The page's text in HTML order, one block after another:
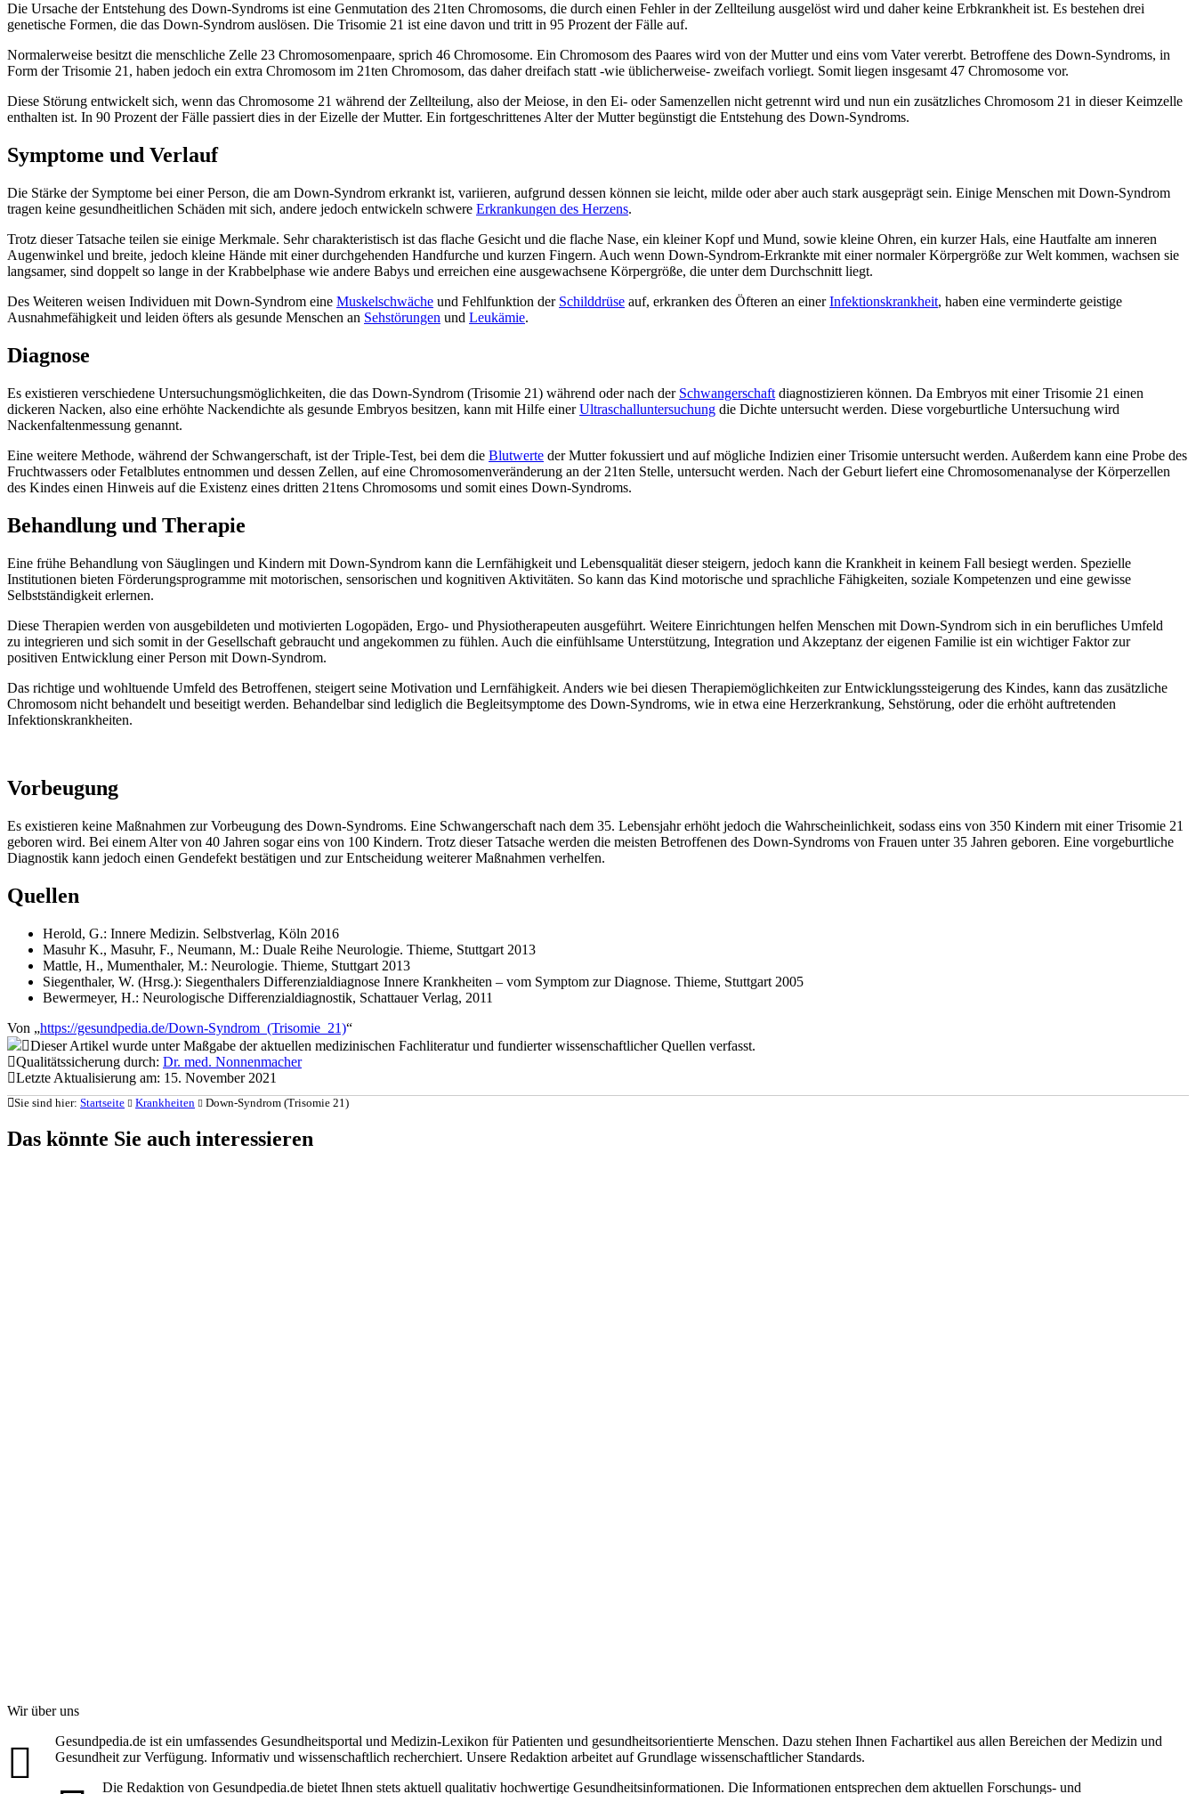
Die Ursache der Entstehung des Down-Syndroms ist eine Genmutation des 21ten Chromosoms, die durch einen Fehler in der Zellteilung ausgelöst wird und daher keine Erbkrankheit ist. Es bestehen drei
genetische Formen, die das Down-Syndrom auslösen. Die Trisomie 21 ist eine davon und tritt in 95 Prozent der Fälle auf.
Normalerweise besitzt die menschliche Zelle 23 Chromosomenpaare, sprich 46 Chromosome. Ein Chromosom des Paares wird von der Mutter und eins vom Vater vererbt. Betroffene des Down-Syndroms, in
Form der Trisomie 21, haben jedoch ein extra Chromosom im 21ten Chromosom, das daher dreifach statt -wie üblicherweise- zweifach vorliegt. Somit liegen insgesamt 47 Chromosome vor.
Diese Störung entwickelt sich, wenn das Chromosome 21 während der Zellteilung, also der Meiose, in den Ei- oder Samenzellen nicht getrennt wird und nun ein zusätzliches Chromosom 21 in dieser Keimzelle
enthalten ist. In 90 Prozent der Fälle passiert dies in der Eizelle der Mutter. Ein fortgeschrittenes Alter der Mutter begünstigt die Entstehung des Down-Syndroms.
Symptome und Verlauf
Die Stärke der Symptome bei einer Person, die am Down-Syndrom erkrankt ist, variieren, aufgrund dessen können sie leicht, milde oder aber auch stark ausgeprägt sein. Einige Menschen mit Down-Syndrom
tragen keine gesundheitlichen Schäden mit sich, andere jedoch entwickeln schwere Erkrankungen des Herzens.
Trotz dieser Tatsache teilen sie einige Merkmale. Sehr charakteristisch ist das flache Gesicht und die flache Nase, ein kleiner Kopf und Mund, sowie kleine Ohren, ein kurzer Hals, eine Hautfalte am inneren
Augenwinkel und breite, jedoch kleine Hände mit einer durchgehenden Handfurche und kurzen Fingern. Auch wenn Down-Syndrom-Erkrankte mit einer normaler Körpergröße zur Welt kommen, wachsen sie
langsamer, sind doppelt so lange in der Krabbelphase wie andere Babys und erreichen eine ausgewachsene Körpergröße, die unter dem Durchschnitt liegt.
Des Weiteren weisen Individuen mit Down-Syndrom eine Muskelschwäche und Fehlfunktion der Schilddrüse auf, erkranken des Öfteren an einerInfektionskrankheit, haben eine verminderte geistige
Ausnahmefähigkeit und leiden öfters als gesunde Menschen an Sehstörungen und Leukämie.
Diagnose
Es existieren verschiedene Untersuchungsmöglichkeiten, die das Down-Syndrom (Trisomie 21) während oder nach der Schwangerschaft diagnostizieren können. Da Embryos mit einer Trisomie 21 einen
dickeren Nacken, also eine erhöhte Nackendichte als gesunde Embryos besitzen, kann mit Hilfe einerUltraschalluntersuchung die Dichte untersucht werden. Diese vorgeburtliche Untersuchung wird
Nackenfaltenmessung genannt.
Eine weitere Methode, während der Schwangerschaft, ist der Triple-Test, bei dem die Blutwerte der Mutter fokussiert und auf mögliche Indizien einer Trisomie untersucht werden. Außerdem kann eine Probe des
Fruchtwassers oder Fetalblutes entnommen und dessen Zellen, auf eine Chromosomenveränderung an der 21ten Stelle, untersucht werden. Nach der Geburt liefert eine Chromosomenanalyse der Körperzellen
des Kindes einen Hinweis auf die Existenz eines dritten 21tens Chromosoms und somit eines Down-Syndroms.
Behandlung und Therapie
Eine frühe Behandlung von Säuglingen und Kindern mit Down-Syndrom kann die Lernfähigkeit und Lebensqualität dieser steigern, jedoch kann die Krankheit in keinem Fall besiegt werden. Spezielle
Institutionen bieten Förderungsprogramme mit motorischen, sensorischen und kognitiven Aktivitäten. So kann das Kind motorische und sprachliche Fähigkeiten, soziale Kompetenzen und eine gewisse
Selbstständigkeit erlernen.
Diese Therapien werden von ausgebildeten und motivierten Logopäden, Ergo- und Physiotherapeuten ausgeführt. Weitere Einrichtungen helfen Menschen mit Down-Syndrom sich in ein berufliches Umfeld
zu integrieren und sich somit in der Gesellschaft gebraucht und angekommen zu fühlen. Auch die einfühlsame Unterstützung, Integration und Akzeptanz der eigenen Familie ist ein wichtiger Faktor zur
positiven Entwicklung einer Person mit Down-Syndrom.
Das richtige und wohltuende Umfeld des Betroffenen, steigert seine Motivation und Lernfähigkeit. Anders wie bei diesen Therapiemöglichkeiten zur Entwicklungssteigerung des Kindes, kann das zusätzliche
Chromosom nicht behandelt und beseitigt werden. Behandelbar sind lediglich die Begleitsymptome des Down-Syndroms, wie in etwa eine Herzerkrankung, Sehstörung, oder die erhöht auftretenden
Infektionskrankheiten.
Vorbeugung
Es existieren keine Maßnahmen zur Vorbeugung des Down-Syndroms. Eine Schwangerschaft nach dem 35. Lebensjahr erhöht jedoch die Wahrscheinlichkeit, sodass eins von 350 Kindern mit einer Trisomie 21
geboren wird. Bei einem Alter von 40 Jahren sogar eins von 100 Kindern. Trotz dieser Tatsache werden die meisten Betroffenen des Down-Syndroms von Frauen unter 35 Jahren geboren. Eine vorgeburtliche
Diagnostik kann jedoch einen Gendefekt bestätigen und zur Entscheidung weiterer Maßnahmen verhelfen.
Quellen
Herold, G.: Innere Medizin. Selbstverlag, Köln 2016
Masuhr K., Masuhr, F., Neumann, M.: Duale Reihe Neurologie. Thieme, Stuttgart 2013
Mattle, H., Mumenthaler, M.: Neurologie. Thieme, Stuttgart 2013
Siegenthaler, W. (Hrsg.): Siegenthalers Differenzialdiagnose Innere Krankheiten – vom Symptom zur Diagnose. Thieme, Stuttgart 2005
Bewermeyer, H.: Neurologische Differenzialdiagnostik, Schattauer Verlag, 2011
Von „https://gesundpedia.de/Down-Syndrom_(Trisomie_21)“
Dieser Artikel wurde unter Maßgabe der aktuellen medizinischen Fachliteratur und fundierter wissenschaftlicher Quellen verfasst.
Qualitätssicherung durch: Dr. med. Nonnenmacher
Letzte Aktualisierung am: 15. November 2021
Sie sind hier: Startseite Krankheiten Down-Syndrom (Trisomie 21)
Das könnte Sie auch interessieren
Wir über uns
Gesundpedia.de ist ein umfassendes Gesundheitsportal und Medizin-Lexikon für Patienten und gesundheitsorientierte Menschen. Dazu stehen Ihnen Fachartikel aus allen Bereichen der Medizin und
Gesundheit zur Verfügung. Informativ und wissenschaftlich recherchiert. Unsere Redaktion arbeitet auf Grundlage wissenschaftlicher Standards.
Die Redaktion von Gesundpedia.de bietet Ihnen stets aktuell qualitativ hochwertige Gesundheitsinformationen. Die Informationen entsprechen dem aktuellen Forschungs- und